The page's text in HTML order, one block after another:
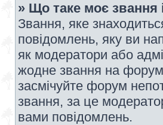
» Що таке моє звання
Звання, яке
повідомлень, яку ви
як модератори або
жодне звання на
засмічуйте форум
звання, за це
вами повідомлень.